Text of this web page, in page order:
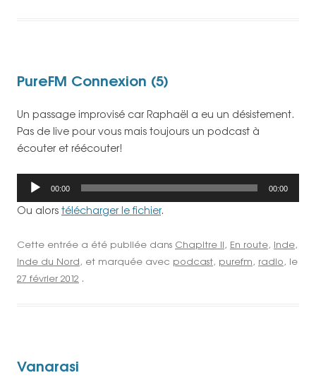
PureFM Connexion (5)
Un passage improvisé car Raphaël a eu un désistement.
Pas de live pour vous mais toujours un podcast à
écouter et réécouter!
Lecteur
00:00 00:00
Ou alors télécharger le fichier.
Cette entrée a été publiée dans Chapitre II, En route, Inde,
Inde du Nord, et marquée avec podcast, purefm, radio, le
27 février 2012 .
Vanarasi